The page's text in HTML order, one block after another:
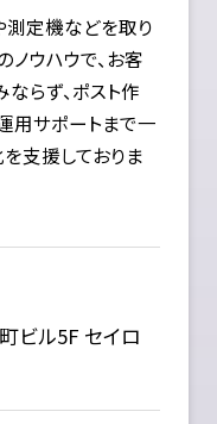
測定機などを取り
ウハウで、お客
らず、ポスト作
用サポートまで一
支援しておりま
ビル5F セイロ